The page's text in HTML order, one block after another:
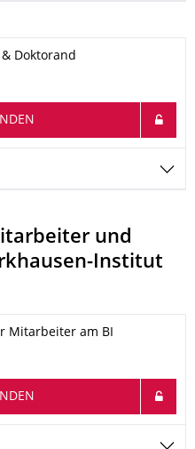
Doktorand
und
Institut
Mitarbeiter am BI